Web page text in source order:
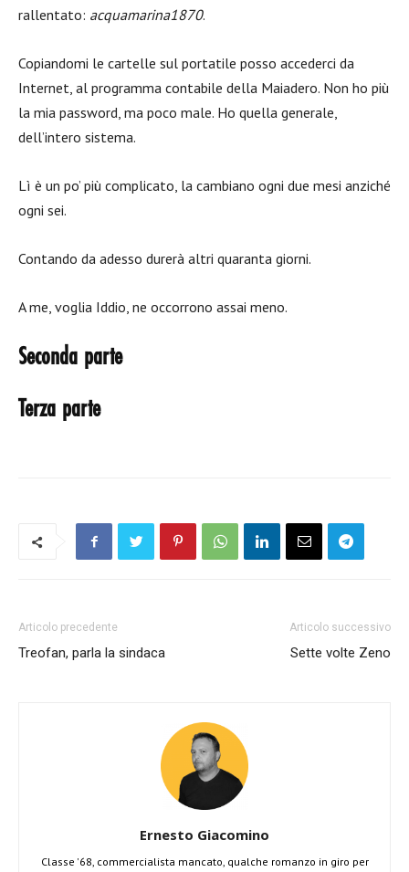
rallentato: acquamarina1870.
Copiandomi le cartelle sul portatile posso accederci da
Internet, al programma contabile della Maiadero. Non ho più
la mia password, ma poco male. Ho quella generale,
dell’intero sistema.
Lì è un po’ più complicato, la cambiano ogni due mesi anziché
ogni sei.
Contando da adesso durerà altri quaranta giorni.
A me, voglia Iddio, ne occorrono assai meno.
Seconda parte
Terza parte
Articolo precedente
Treofan, parla la sindaca
Articolo successivo
Sette volte Zeno
Ernesto Giacomino
Classe '68, commercialista mancato, qualche romanzo in giro per